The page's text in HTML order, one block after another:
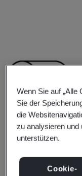
Gotin
Wenn Sie auf „Alle
Sie der
die
zu analysieren und
unterstützen.
Cookie-